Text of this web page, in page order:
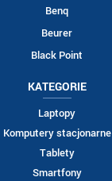
Benq
Beurer
Black Point
KATEGORIE
Laptopy
Komputery stacjonarne
Tablety
Smartfony